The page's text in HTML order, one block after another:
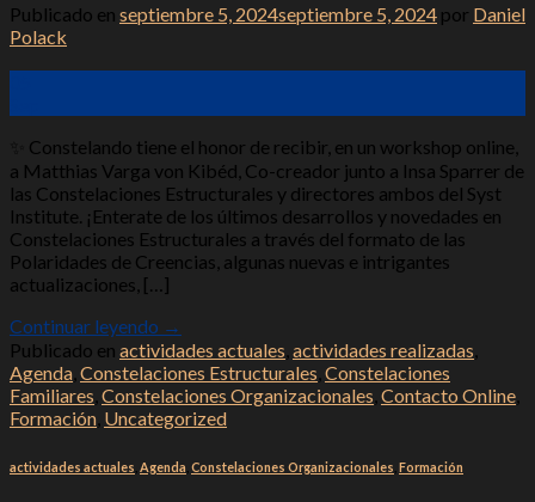
Publicado en septiembre 5, 2024septiembre 5, 2024 por Daniel
Polack
✨ Constelando tiene el honor de recibir, en un workshop online,
a Matthias Varga von Kibéd, Co-creador junto a Insa Sparrer de
las Constelaciones Estructurales y directores ambos del Syst
Institute. ¡Enterate de los últimos desarrollos y novedades en
Constelaciones Estructurales a través del formato de las
Polaridades de Creencias, algunas nuevas e intrigantes
actualizaciones, […]
Continuar leyendo →
Publicado en actividades actuales actividades realizadas
Agenda Constelaciones Estructurales Constelaciones
Familiares Constelaciones Organizacionales Contacto Online
Formación Uncategorized
actividades actuales Agenda Constelaciones Organizacionales Formación